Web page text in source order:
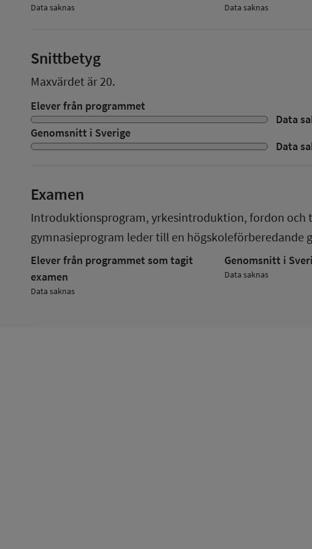
Data saknas Data saknas
Snittbetyg
Maxvärdet är 20.
Elever från programmet
Data
Genomsnitt i Sverige
Data
Examen
Introduktionsprogram, yrkesintroduktion, fordon och
gymnasieprogram leder till en högskoleförberedande
Elever från programmet som tagit
examen
Data saknas
Genomsnitt i
Data saknas